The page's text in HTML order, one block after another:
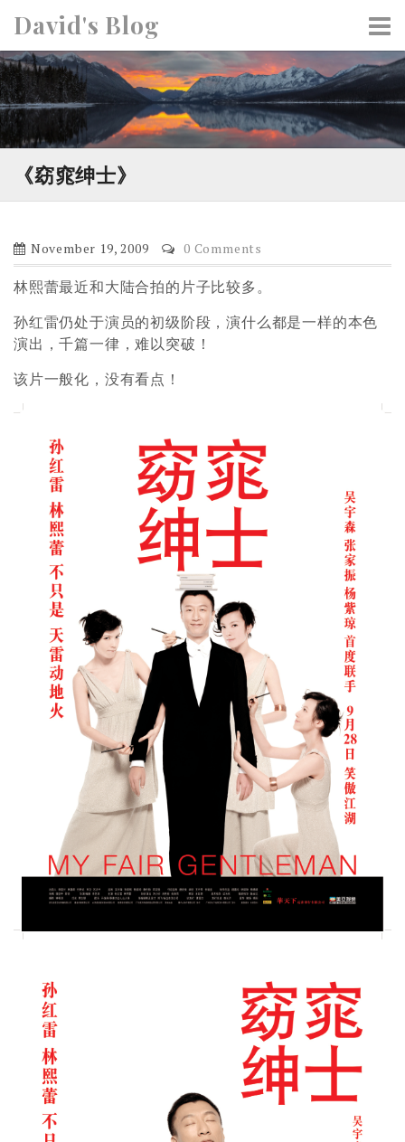
i
p
t
o
c
t
David's Blog
《窈窕绅士》
November 19, 2009 0 Comments
林熙蕾最近和大陆合拍的片子比较多。
孙红雷仍处于演员的初级阶段，演什么都是一样的本色
演出，千篇一律，难以突破！
该片一般化，没有看点！